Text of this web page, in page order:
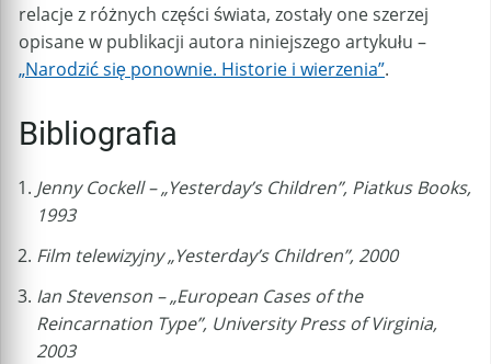
relacje z różnych części świata, zostały one szerzej
opisane w publikacji autora niniejszego artykułu –
„Narodzić się ponownie. Historie i wierzenia”.
Bibliografia
Jenny Cockell – „Yesterday’s Children”, Piatkus Books,
1993
Film telewizyjny „Yesterday’s Children”, 2000
Ian Stevenson – „European Cases of the
Reincarnation Type”, University Press of Virginia,
2003